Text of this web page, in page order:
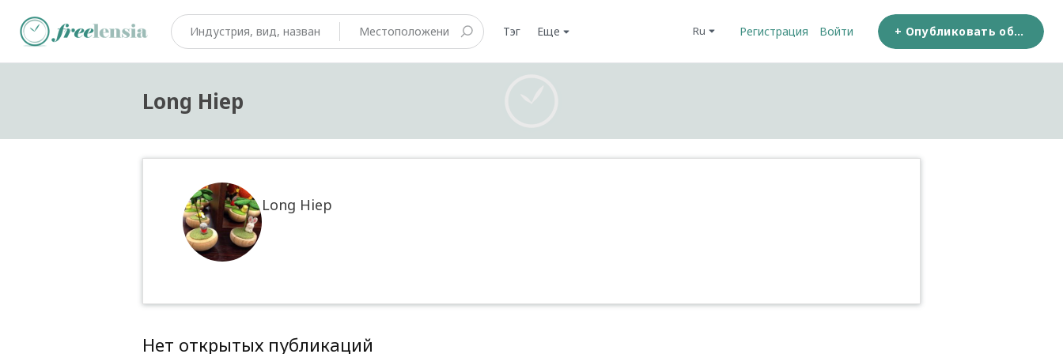
Тэг Еще ru Регистрация Войти + Опубликовать объявление
Long Hiep
Long Hiep
Нет открытых публикаций